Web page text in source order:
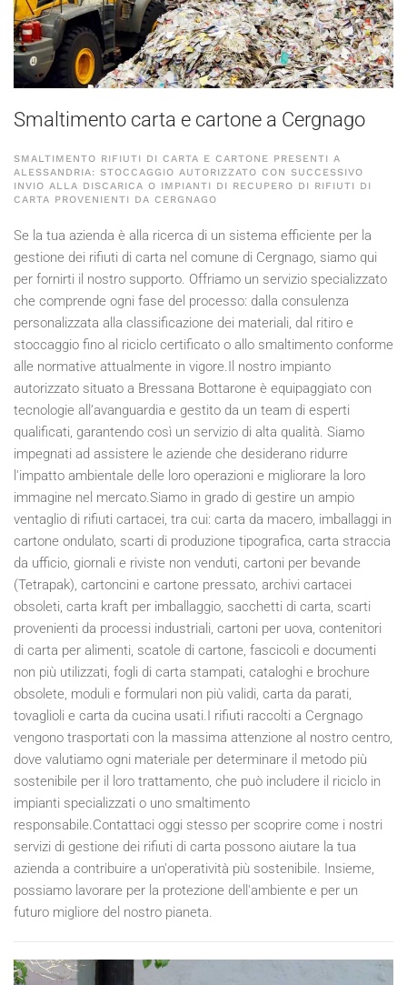
Smaltimento carta e cartone a Cergnago
SMALTIMENTO RIFIUTI DI CARTA E CARTONE PRESENTI A
ALESSANDRIA: STOCCAGGIO AUTORIZZATO CON SUCCESSIVO
INVIO ALLA DISCARICA O IMPIANTI DI RECUPERO DI RIFIUTI DI
CARTA PROVENIENTI DA CERGNAGO
Se la tua azienda è alla ricerca di un sistema efficiente per la
gestione dei rifiuti di carta nel comune di Cergnago, siamo qui
per fornirti il nostro supporto. Offriamo un servizio specializzato
che comprende ogni fase del processo: dalla consulenza
personalizzata alla classificazione dei materiali, dal ritiro e
stoccaggio fino al riciclo certificato o allo smaltimento conforme
alle normative attualmente in vigore.Il nostro impianto
autorizzato situato a Bressana Bottarone è equipaggiato con
tecnologie all’avanguardia e gestito da un team di esperti
qualificati, garantendo così un servizio di alta qualità. Siamo
impegnati ad assistere le aziende che desiderano ridurre
l'impatto ambientale delle loro operazioni e migliorare la loro
immagine nel mercato.Siamo in grado di gestire un ampio
ventaglio di rifiuti cartacei, tra cui: carta da macero, imballaggi in
cartone ondulato, scarti di produzione tipografica, carta straccia
da ufficio, giornali e riviste non venduti, cartoni per bevande
(Tetrapak), cartoncini e cartone pressato, archivi cartacei
obsoleti, carta kraft per imballaggio, sacchetti di carta, scarti
provenienti da processi industriali, cartoni per uova, contenitori
di carta per alimenti, scatole di cartone, fascicoli e documenti
non più utilizzati, fogli di carta stampati, cataloghi e brochure
obsolete, moduli e formulari non più validi, carta da parati,
tovaglioli e carta da cucina usati.I rifiuti raccolti a Cergnago
vengono trasportati con la massima attenzione al nostro centro,
dove valutiamo ogni materiale per determinare il metodo più
sostenibile per il loro trattamento, che può includere il riciclo in
impianti specializzati o uno smaltimento
responsabile.Contattaci oggi stesso per scoprire come i nostri
servizi di gestione dei rifiuti di carta possono aiutare la tua
azienda a contribuire a un'operatività più sostenibile. Insieme,
possiamo lavorare per la protezione dell'ambiente e per un
futuro migliore del nostro pianeta.